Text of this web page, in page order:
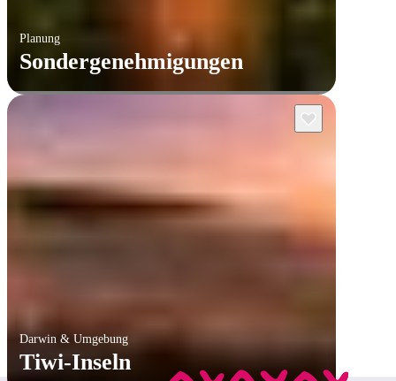
Planung
Sondergenehmigungen
Darwin & Umgebung
Tiwi-Inseln